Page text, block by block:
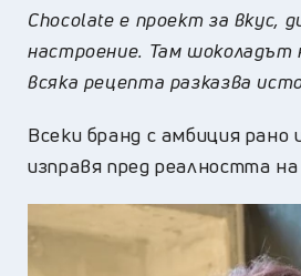
Chocolate е проект за вкус,
настроение. Там шоколадът
всяка рецепта разказва
Всеки бранд с амбиция рано
изправя пред реалността на